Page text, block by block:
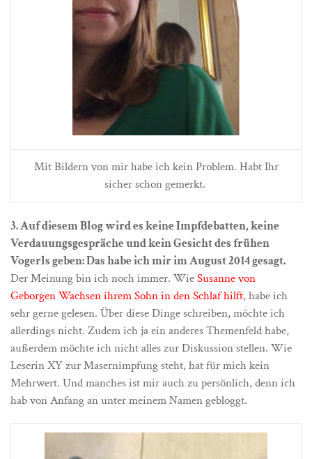
Mit Bildern von mir habe ich kein Problem. Habt Ihr
sicher schon gemerkt.
3. Auf diesem Blog wird es keine Impfdebatten, keine
Verdauungsgespräche und kein Gesicht des frühen
Vogerls geben: Das habe ich mir im August 2014 gesagt.
Der Meinung bin ich noch immer. WieSusanne von
Geborgen Wachsen ihrem Sohn in den Schlaf hilft, habe ich
sehr gerne gelesen. Über diese Dinge schreiben, möchte ich
allerdings nicht. Zudem ich ja ein anderes Themenfeld habe,
außerdem möchte ich nicht alles zur Diskussion stellen. Wie
Leserin XY zur Masernimpfung steht, hat für mich kein
Mehrwert. Und manches ist mir auch zu persönlich, denn ich
hab von Anfang an unter meinem Namen gebloggt.